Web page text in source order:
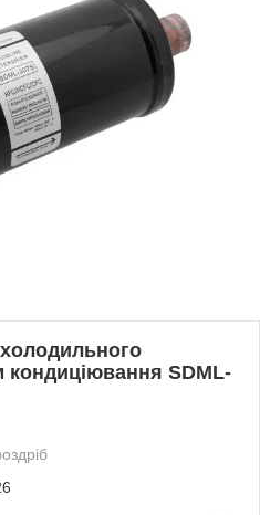
кондиціювання SDML-